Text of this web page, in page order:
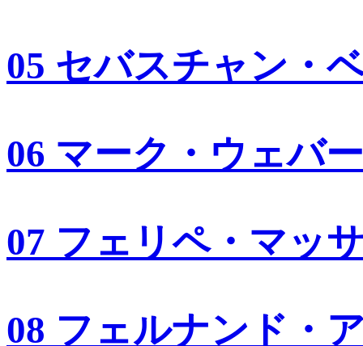
05 セバスチャン・
06 マーク・ウェバー
07 フェリペ・マッ
08 フェルナンド・